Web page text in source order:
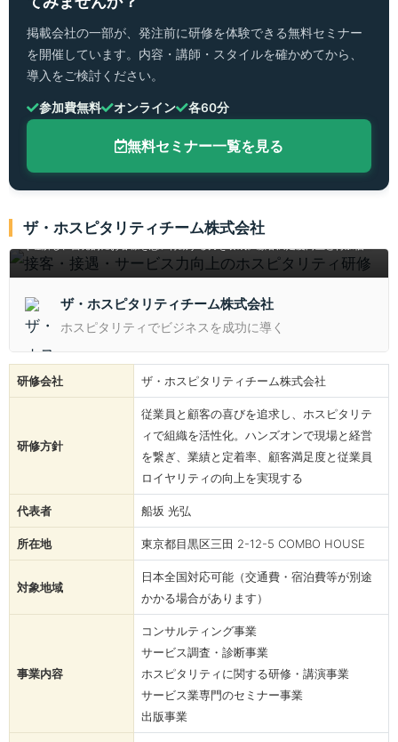
掲載会社の一部が、発注前に研修を体験できる無料セミナー
を開催しています。内容・講師・スタイルを確かめてから、
導入をご検討ください。
参加費無料 オンライン 各60分
無料セミナー一覧を見る
ザ・ホスピタリティチーム株式会社
ワークショップとロールプレイを通じ、ホスピタリティの本質や文化的背景を深
創出に直結する実践的6時間研修で、スタッフ一人ひとりのサービス力を飛躍的
に高めます。
ザ・ホスピタリティチーム株式会社
ホスピタリティでビジネスを成功に導く
研修会社 ザ・ホスピタリティチーム株式会社
研修方針
従業員と顧客の喜びを追求し、ホスピタリテ
ィで組織を活性化。ハンズオンで現場と経営
を繋ぎ、業績と定着率、顧客満足度と従業員
ロイヤリティの向上を実現する
代表者 船坂 光弘
所在地 東京都目黒区三田 2-12-5 COMBO HOUSE
対象地域
日本全国対応可能（交通費・宿泊費等が別途
かかる場合があります）
事業内容
コンサルティング事業
サービス調査・診断事業
ホスピタリティに関する研修・講演事業
サービス業専門のセミナー事業
出版事業